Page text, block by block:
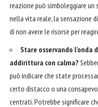
reazione può simboleggiare
nella vita reale, la sensazione
di non avere le risorse per
Stare osservando l'onda
addirittura con calma?
può indicare che state
certo distacco o una
centrati. Potrebbe significare